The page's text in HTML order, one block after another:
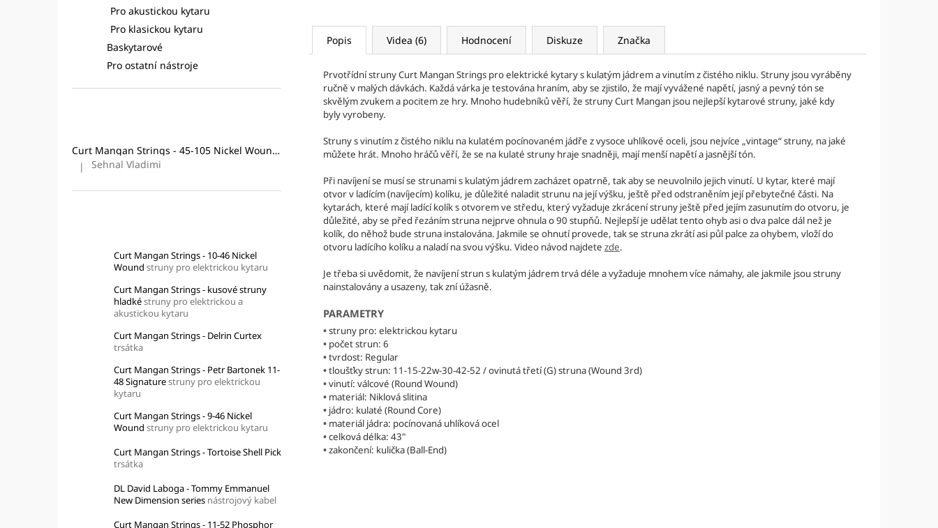
Pro akustickou kytaru
Pro klasickou kytaru
Baskytarové
Pro ostatní nástroje
Curt Mangan Strings - 45-105 Nickel Wound (4-String) Bass
struny pro baskytaru
Hodnocení produktu je 5 z 5 hvězdiček.
| Sehnal Vladimi
Curt Mangan Strings - 10-46 Nickel
Wound struny pro elektrickou kytaru
Curt Mangan Strings - kusové struny
hladkéstruny pro elektrickou a
akustickou kytaru
Curt Mangan Strings - Delrin Curtex
trsátka
Curt Mangan Strings - Petr Bartonek 11-
48 Signaturestruny pro elektrickou
kytaru
Curt Mangan Strings - 9-46 Nickel
Wound struny pro elektrickou kytaru
Curt Mangan Strings - Tortoise Shell Pick
trsátka
DL David Laboga - Tommy Emmanuel
New Dimension series nástrojový kabel
Curt Mangan Strings - 11-52 Phosphor
Popis Videa (6) Hodnocení Diskuze Značka
Prvotřídní struny Curt Mangan Strings pro elektrické kytary s kulatým jádrem a vinutím z čistého niklu. Struny jsou vyráběny
ručně v malých dávkách. Každá várka je testována hraním, aby se zjistilo, že mají vyvážené napětí, jasný a pevný tón se
skvělým zvukem a pocitem ze hry. Mnoho hudebníků věří, že struny Curt Mangan jsou nejlepší kytarové struny, jaké kdy
byly vyrobeny.
Struny s vinutím z čistého niklu na kulatém pocínovaném jádře z vysoce uhlíkové oceli, jsou nejvíce „vintage“ struny, na jaké
můžete hrát. Mnoho hráčů věří, že se na kulaté struny hraje snadněji, mají menší napětí a jasnější tón.
Při navíjení se musí se strunami s kulatým jádrem zacházet opatrně, tak aby se neuvolnilo jejich vinutí. U kytar, které mají
otvor v ladícím (navíjecím) kolíku, je důležité naladit strunu na její výšku, ještě před odstraněním její přebytečné části. Na
kytarách, které mají ladící kolík s otvorem ve středu, který vyžaduje zkrácení struny ještě před jejím zasunutím do otvoru, je
důležité, aby se před řezáním struna nejprve ohnula o 90 stupňů. Nejlepší je udělat tento ohyb asi o dva palce dál než je
kolík, do něhož bude struna instalována. Jakmile se ohnutí provede, tak se struna zkrátí asi půl palce za ohybem, vloží do
otvoru ladícího kolíku a naladí na svou výšku. Video návod najdete zde.
Je třeba si uvědomit, že navíjení strun s kulatým jádrem trvá déle a vyžaduje mnohem více námahy, ale jakmile jsou struny
nainstalovány a usazeny, tak zní úžasně.
PARAMETRY
•struny pro: elektrickou kytaru
• počet strun: 6
•tvrdost: Regular
•tloušťky strun: 11-15-22w-30-42-52 / ovinutá třetí (G) struna (Wound 3rd)
•vinutí: válcové (Round Wound)
• materiál: Niklová slitina
• jádro: kulaté (Round Core)
• materiál jádra: pocínovaná uhlíková ocel
•celková délka: 43"
•zakončení: kulička (Ball-End)